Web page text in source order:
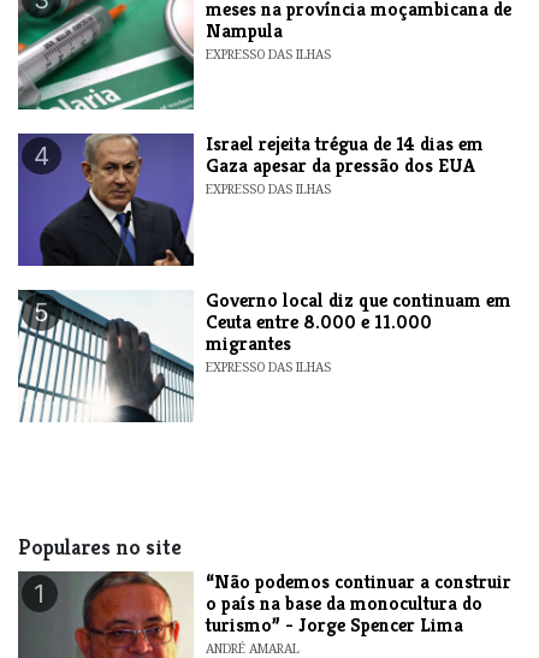
meses na província moçambicana de
Nampula
EXPRESSO DAS ILHAS
4
​Israel rejeita trégua de 14 dias em
Gaza apesar da pressão dos EUA
EXPRESSO DAS ILHAS
5
​Governo local diz que continuam em
Ceuta entre 8.000 e 11.000
migrantes
EXPRESSO DAS ILHAS
Populares no site
1
“Não podemos continuar a construir
o país na base da monocultura do
turismo” - Jorge Spencer Lima
ANDRÉ AMARAL